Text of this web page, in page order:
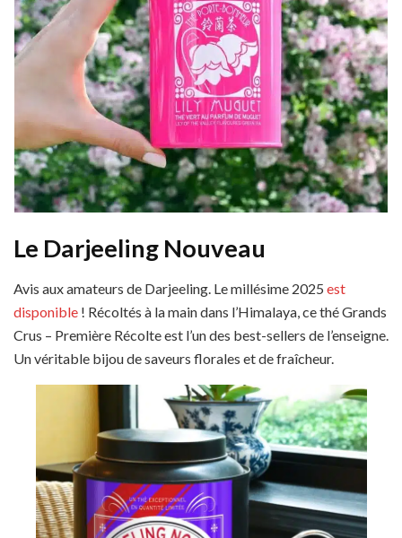
Le Darjeeling Nouveau
Avis aux amateurs de Darjeeling. Le millésime 2025 est
disponible ! Récoltés à la main dans l’Himalaya, ce thé Grands
Crus – Première Récolte est l’un des best-sellers de l’enseigne.
Un véritable bijou de saveurs florales et de fraîcheur.